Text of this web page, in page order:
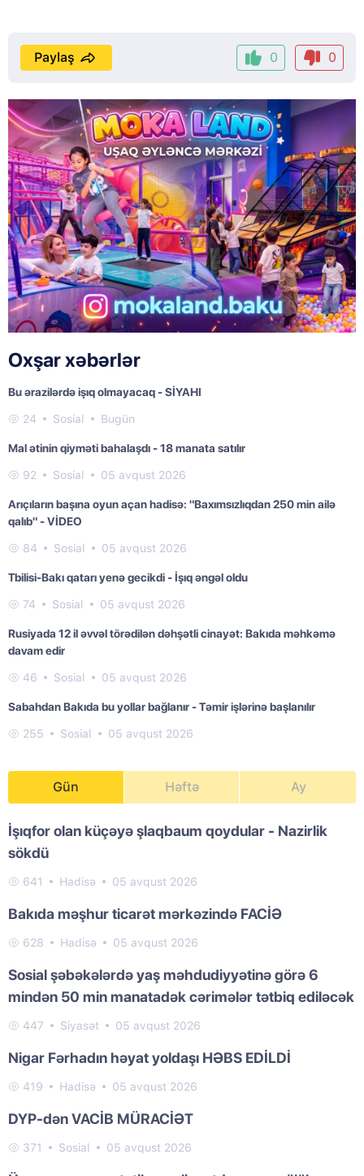
0 0
Paylaş
Oxşar xəbərlər
Bu ərazilərdə işıq olmayacaq - SİYAHI
24 Sosial Bugün
Mal ətinin qiyməti bahalaşdı - 18 manata satılır
92 Sosial 05 avqust 2026
Arıçıların başına oyun açan hadisə: "Baxımsızlıqdan 250 min ailə
qalıb" - VİDEO
84 Sosial 05 avqust 2026
Tbilisi-Bakı qatarı yenə gecikdi - İşıq əngəl oldu
74 Sosial 05 avqust 2026
Rusiyada 12 il əvvəl törədilən dəhşətli cinayət: Bakıda məhkəmə
davam edir
46 Sosial 05 avqust 2026
Sabahdan Bakıda bu yollar bağlanır - Təmir işlərinə başlanılır
255 Sosial 05 avqust 2026
Gün Həftə Ay
İşıqfor olan küçəyə şlaqbaum qoydular - Nazirlik
sökdü
641 Hadisə 05 avqust 2026
Bakıda məşhur ticarət mərkəzində FACİƏ
628 Hadisə 05 avqust 2026
Sosial şəbəkələrdə yaş məhdudiyyətinə görə 6
mindən 50 min manatadək cərimələr tətbiq ediləcək
447 Siyasət 05 avqust 2026
Nigar Fərhadın həyat yoldaşı HƏBS EDİLDİ
419 Hadisə 05 avqust 2026
DYP-dən VACİB MÜRACİƏT
371 Sosial 05 avqust 2026